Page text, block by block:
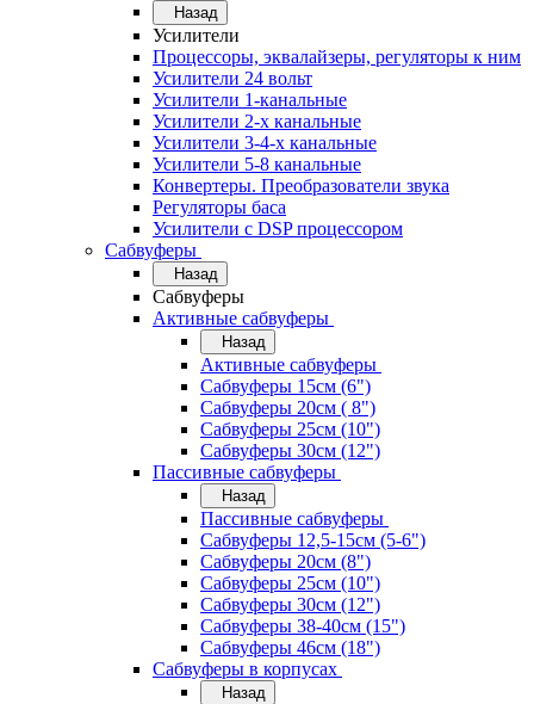
Назад
Усилители
Процессоры, эквалайзеры, регуляторы к ним
Усилители 24 вольт
Усилители 1-канальные
Усилители 2-х канальные
Усилители 3-4-х канальные
Усилители 5-8 канальные
Конвертеры. Преобразователи звука
Регуляторы баса
Усилители с DSP процессором
Сабвуферы
Назад
Сабвуферы
Активные сабвуферы
Назад
Активные сабвуферы
Сабвуферы 15см (6")
Сабвуферы 20см ( 8")
Сабвуферы 25см (10")
Сабвуферы 30см (12")
Пассивные сабвуферы
Назад
Пассивные сабвуферы
Сабвуферы 12,5-15см (5-6")
Сабвуферы 20см (8")
Сабвуферы 25см (10")
Сабвуферы 30см (12")
Сабвуферы 38-40см (15")
Сабвуферы 46см (18")
Сабвуферы в корпусах
Назад